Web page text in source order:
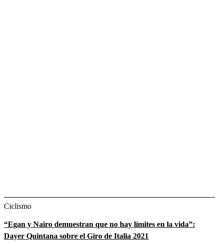
Ciclismo
“Egan y Nairo demuestran que no hay límites en la vida”:
Dayer Quintana sobre el Giro de Italia 2021